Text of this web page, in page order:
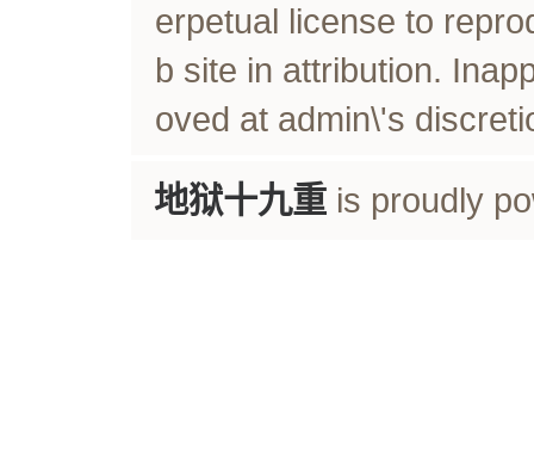
erpetual license to
b site in attribution.
oved at admin\'s
地狱十九重is proudly